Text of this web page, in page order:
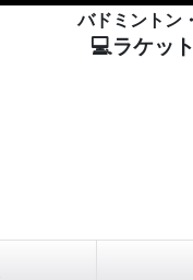
バドミントン
💻ラケッ